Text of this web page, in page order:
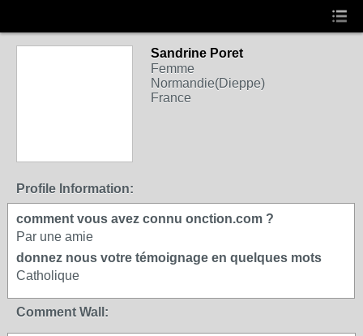
Sandrine Poret
Femme
Normandie(Dieppe)
France
Profile Information:
comment vous avez connu onction.com ?
Par une amie
donnez nous votre témoignage en quelques mots
Catholique
Comment Wall: